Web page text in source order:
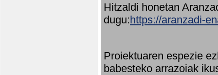
Hitzaldi honetan
dugu:https://aranzadi-
Proiektuaren espezie
babesteko arrazoiak